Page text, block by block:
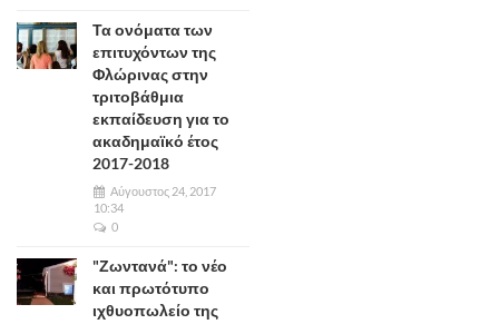
Τα ονόματα των
επιτυχόντων της
Φλώρινας στην
τριτοβάθμια
εκπαίδευση για το
ακαδημαϊκό έτος
2017-2018
Αύγουστος 24, 2017
10:34
0
"Ζωντανά": το νέο
και πρωτότυπο
ιχθυοπωλείο της